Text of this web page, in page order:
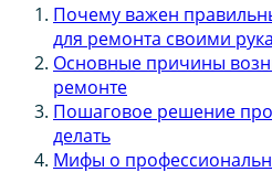
Почему важен
для ремонта своими
Основные причины
ремонте
Пошаговое решение
делать
Мифы о